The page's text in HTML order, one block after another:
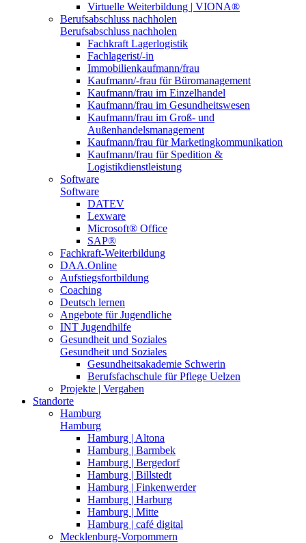
Virtuelle Weiterbildung | VIONA®
Berufsabschluss nachholen
Berufsabschluss nachholen
Fachkraft Lagerlogistik
Fachlagerist/-in
Immobilienkaufmann/frau
Kaufmann/-frau für Büromanagement
Kaufmann/frau im Einzelhandel
Kaufmann/frau im Gesundheitswesen
Kaufmann/frau im Groß- und
Außenhandelsmanagement
Kaufmann/frau für Marketingkommunikation
Kaufmann/frau für Spedition &
Logistikdienstleistung
Software
Software
DATEV
Lexware
Microsoft® Office
SAP®
Fachkraft-Weiterbildung
DAA.Online
Aufstiegsfortbildung
Coaching
Deutsch lernen
Angebote für Jugendliche
INT Jugendhilfe
Gesundheit und Soziales
Gesundheit und Soziales
Gesundheitsakademie Schwerin
Berufsfachschule für Pflege Uelzen
Projekte | Vergaben
Standorte
Hamburg
Hamburg
Hamburg | Altona
Hamburg | Barmbek
Hamburg | Bergedorf
Hamburg | Billstedt
Hamburg | Finkenwerder
Hamburg | Harburg
Hamburg | Mitte
Hamburg | café digital
Mecklenburg-Vorpommern